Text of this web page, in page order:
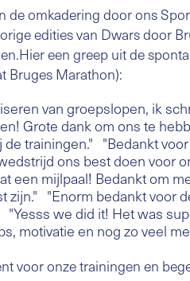
de omkadering door ons
edities van Dwars door
een greep uit de
Bruges Marathon):
van groepslopen, ik
Grote dank om ons te
trainingen." "Bedankt
ons best doen voor
een mijlpaal! Bedankt om
zijn." "Enorm bedankt voor
"Yesss we did it! Het was
motivatie en nog zo veel
voor onze trainingen en